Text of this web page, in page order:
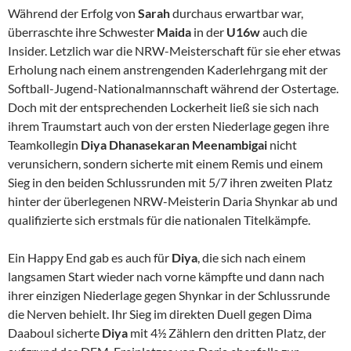
Während der Erfolg von Sarahdurchaus erwartbar war,
überraschte ihre Schwester Maida in der U16wauch die
Insider. Letzlich war die NRW-Meisterschaft für sie eher etwas
Erholung nach einem anstrengenden Kaderlehrgang mit der
Softball-Jugend-Nationalmannschaft während der Ostertage.
Doch mit der entsprechenden Lockerheit ließ sie sich nach
ihrem Traumstart auch von der ersten Niederlage gegen ihre
Teamkollegin Diya Dhanasekaran Meenambigai nicht
verunsichern, sondern sicherte mit einem Remis und einem
Sieg in den beiden Schlussrunden mit 5/7 ihren zweiten Platz
hinter der überlegenen NRW-Meisterin Daria Shynkar ab und
qualifizierte sich erstmals für die nationalen Titelkämpfe.
Ein Happy End gab es auch für Diya, die sich nach einem
langsamen Start wieder nach vorne kämpfte und dann nach
ihrer einzigen Niederlage gegen Shynkar in der Schlussrunde
die Nerven behielt. Ihr Sieg im direkten Duell gegen Dima
Daaboul sicherte Diya mit 4½ Zählern den dritten Platz, der